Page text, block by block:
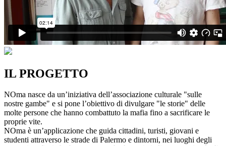
IL PROGETTO
NOma nasce da un’iniziativa dell’associazione culturale "sulle
nostre gambe" e si pone l’obiettivo di divulgare "le storie" delle
molte persone che hanno combattuto la mafia fino a sacrificare le
proprie vite.
NOma è un’applicazione che guida cittadini, turisti, giovani e
studenti attraverso le strade di Palermo e dintorni, nei luoghi degli